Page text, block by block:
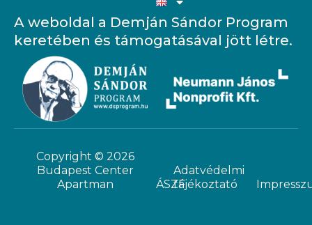
A weboldal a Demján Sándor Program
keretében és támogatásával jött létre.
Copyright © 2026
Budapest Center
Apartman
Adatvédelmi
tájékoztató
ÁSZF